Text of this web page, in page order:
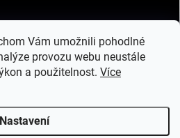
Vám umožnili pohodlné
provozu webu neustále
a použitelnost. Více
Nastavení